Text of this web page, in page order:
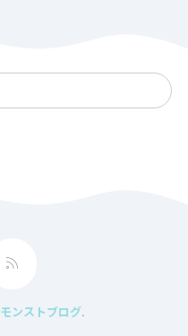
モンストブログ .